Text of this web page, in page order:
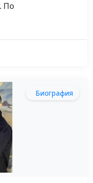
По
Биография